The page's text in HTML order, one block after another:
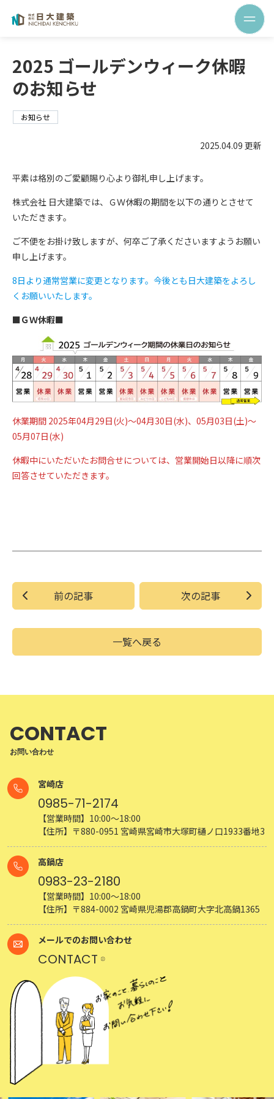
2025 ゴールデンウィーク休暇
のお知らせ
お知らせ
2025.04.09 更新
平素は格別のご愛顧賜り心より御礼申し上げます。
株式会社 日大建築では、ＧＷ休暇の期間を以下の通りとさせて
いただきます。
ご不便をお掛け致しますが、何卒ご了承くださいますようお願い
申し上げます。
8日より通常営業に変更となります。今後とも日大建築をよろし
くお願いいたします。
■ＧＷ休暇■
休業期間 2025年04月29日(火)～04月30日(水)、05月03日(土)～
05月07日(水)
休暇中にいただいたお問合せについては、営業開始日以降に順次
回答させていただきます。
前の記事
一覧へ戻る
次の記事
CONTACT
お問い合わせ
宮崎店
0985-71-2174
【営業時間】10:00～18:00
【住所】〒880-0951 宮崎県宮崎市大塚町樋ノ口1933番地3
高鍋店
0983-23-2180
【営業時間】10:00～18:00
【住所】〒884-0002 宮崎県児湯郡高鍋町大字北高鍋1365
メールでのお問い合わせ
CONTACT